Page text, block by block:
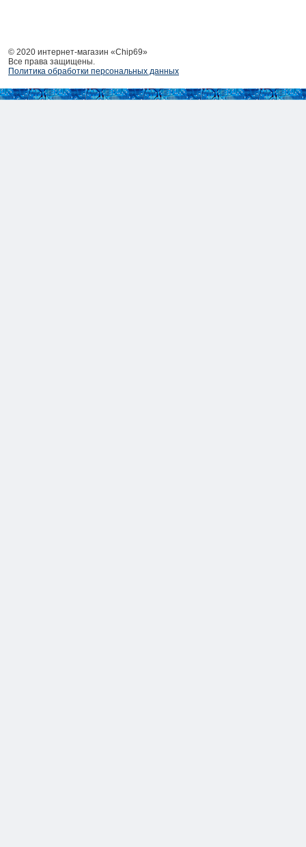
© 2020 интернет-магазин «Chip69»
Все права защищены.
Политика обработки персональных данных